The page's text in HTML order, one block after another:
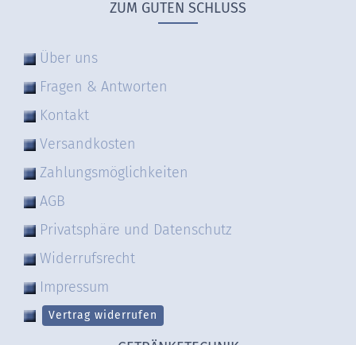
ZUM GUTEN SCHLUSS
Über uns
Fragen & Antworten
Kontakt
Versandkosten
Zahlungsmöglichkeiten
AGB
Privatsphäre und Datenschutz
Widerrufsrecht
Impressum
Vertrag widerrufen